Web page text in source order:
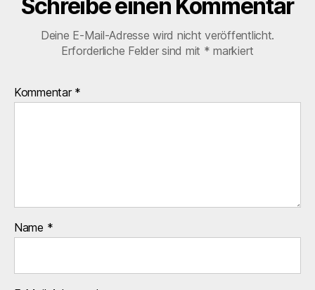
Schreibe einen Kommentar
Deine E-Mail-Adresse wird nicht veröffentlicht.
Erforderliche Felder sind mit * markiert
Kommentar *
Name *